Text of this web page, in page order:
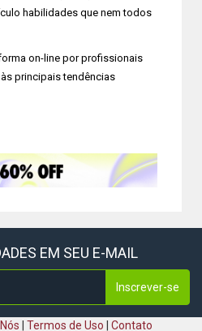
habilidades que nem todos
on-line por profissionais
principais tendências
EM SEU E-MAIL
Inscrever-se
Termos de Uso Contato